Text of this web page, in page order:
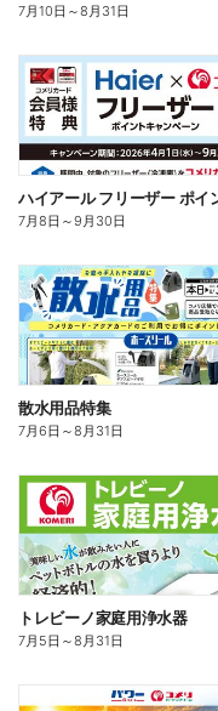
7月10日 ～8月31日
7月8日 ～9月30日
散水用品特集
7月6日 ～8月31日
トレビーノ家庭用浄水器
7月5日 ～8月31日